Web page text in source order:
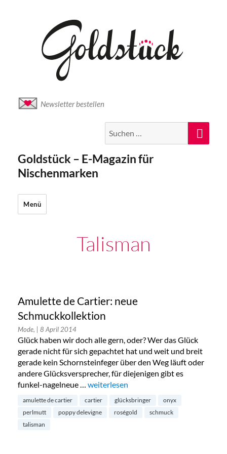
Newsletter bestellen
nach:
Goldstück – E-Magazin für
Nischenmarken
Menü
Talisman
Amulette de Cartier: neue
Schmuckkollektion
Mode, | 8 April 2014
Glück haben wir doch alle gern, oder? Wer das Glück
gerade nicht für sich gepachtet hat und weit und breit
gerade kein Schornsteinfeger über den Weg läuft oder
andere Glücksversprecher, für diejenigen gibt es
funkel-nagelneue … „Amulette de Cartier: neue
weiterlesen
amulette de cartier cartier glücksbringer
onyx
perlmutt
poppy delevigne roségold
schmuck
talisman